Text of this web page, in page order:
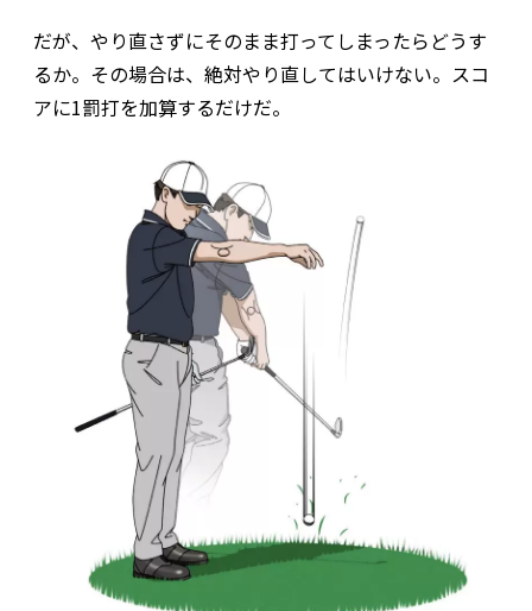
だが、やり直さずにそのまま打ってしまったらどうす
るか。その場合は、絶対やり直してはいけない。スコ
アに1罰打を加算するだけだ。